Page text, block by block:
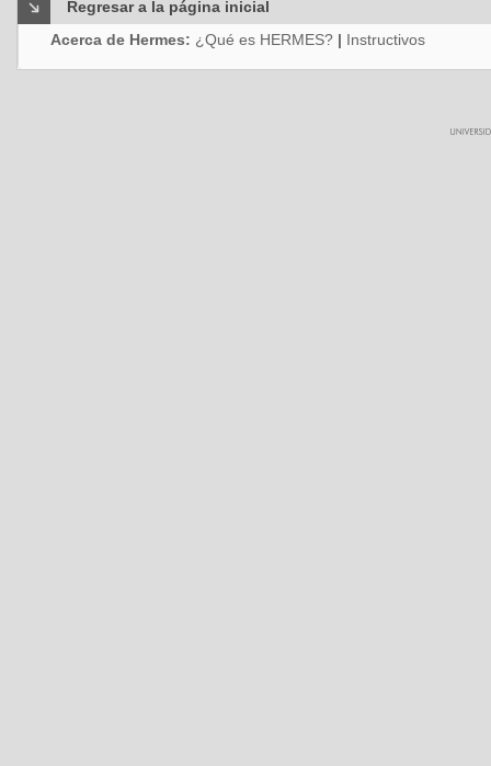
Regresar a la página inicial
Acerca de Hermes: ¿Qué es HERMES? | Instructivos